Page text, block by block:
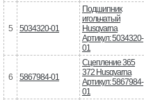
5 5034320-01
Подшипник
игольчатый
Husqvarna
Артикул: 5034320-
01
6 5867984-01
Сцепление 365
372 Husqvarna
Артикул: 5867984-
01